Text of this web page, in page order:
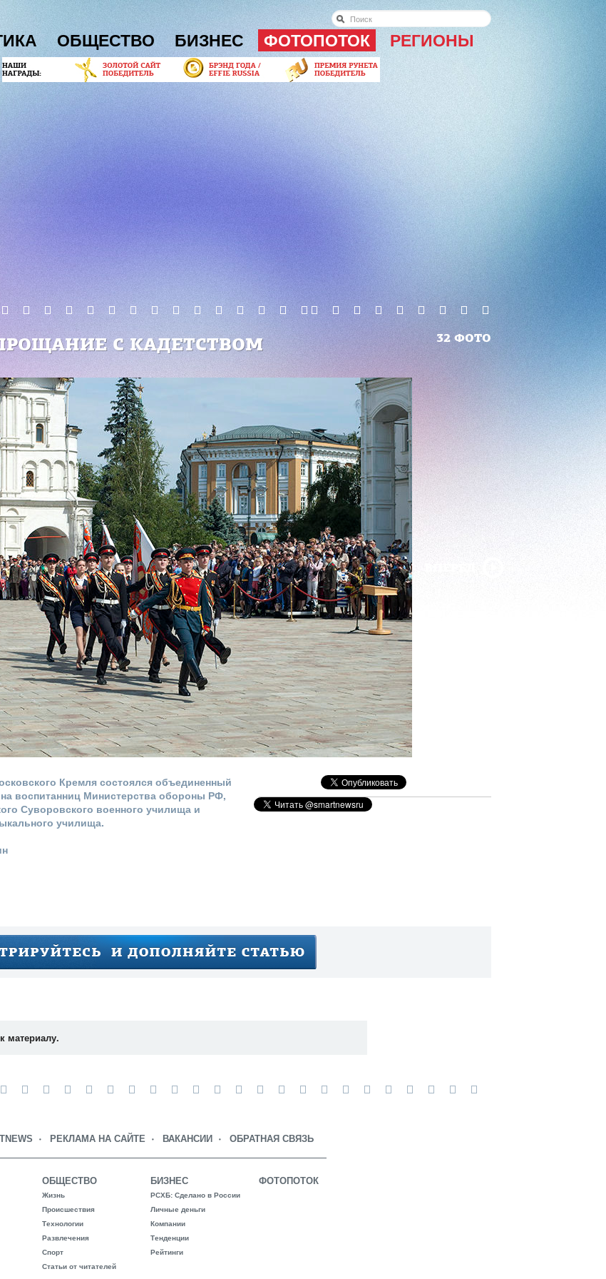
ОБЩЕСТВО БИЗНЕС ФОТОПОТОК РЕГИОНЫ
32 ФОТО
С КАДЕТСТВОМ
Кремля состоялся объединенный
воспитанниц Министерства обороны РФ,
Суворовского военного училища и
училища.
материалу.
РЕКЛАМА НА САЙТЕ ВАКАНСИИ ОБРАТНАЯ СВЯЗЬ
ОБЩЕСТВО
Жизнь
Происшествия
Технологии
Развлечения
Спорт
Статьи от читателей
БИЗНЕС
РСХБ: Сделано в России
Личные деньги
Компании
Тенденции
Рейтинги
ФОТОПОТОК